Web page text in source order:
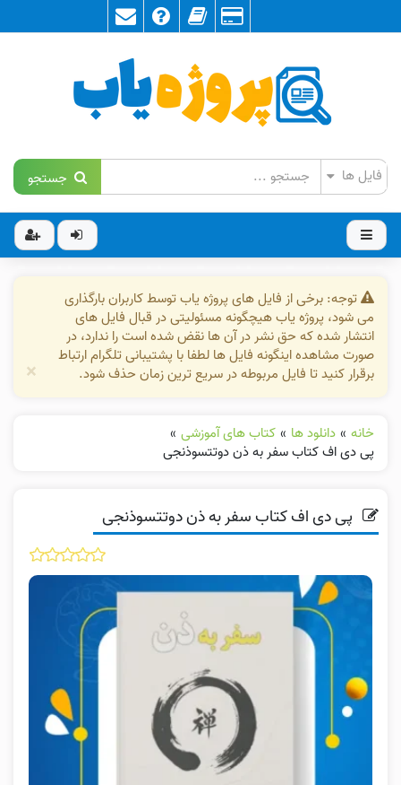
جستجو
توجه: برخی از فایل های پروژه یاب توسط کاربران بارگذاری
می شود، پروژه یاب هیچگونه مسئولیتی در قبال فایل های
انتشار شده که حق نشر در آن ها نقض شده است را ندارد، در
صورت مشاهده اینگونه فایل ها لطفا با پشتیبانی تلگرام ارتباط
برقرار کنید تا فایل مربوطه در سریع ترین زمان حذف شود.
×
خانه » دانلود ها » کتاب های آموزشی »
پی دی اف کتاب سفر به ذن دوتتسوذنجی
پی دی اف کتاب سفر به ذن دوتتسوذنجی